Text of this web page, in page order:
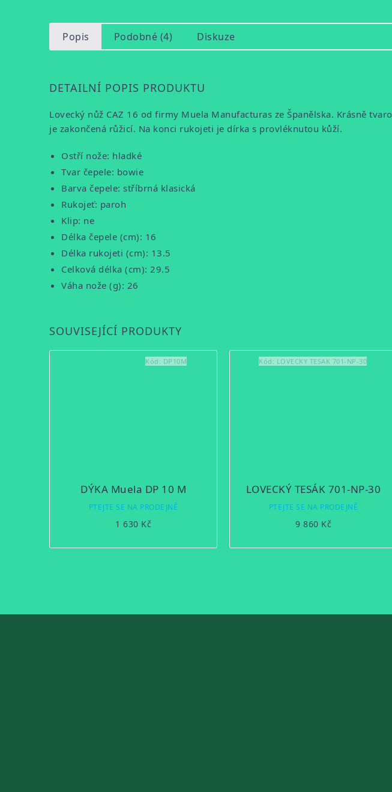
Popis Podobné (4) Diskuze
DETAILNÍ POPIS PRODUKTU
Lovecký nůž CAZ 16 od firmy Muela Manufacturas ze Španělska. Krásně
je zakončená růžicí. Na konci rukojeti je dírka s provléknutou kůží.
Ostří nože: hladké
Tvar čepele: bowie
Barva čepele: stříbrná klasická
Rukojeť: paroh
Klip: ne
Délka čepele (cm): 16
Délka rukojeti (cm): 13.5
Celková délka (cm): 29.5
Váha nože (g): 26
SOUVISEJÍCÍ PRODUKTY
DÝKA Muela DP 10 M
PTEJTE SE NA PRODEJNĚ
1 630 Kč
Kód: DP10M
LOVECKÝ TESÁK 701-NP-30
PTEJTE SE NA PRODEJNĚ
9 860 Kč
Kód: LOVECKY TESAK 701-NP-30